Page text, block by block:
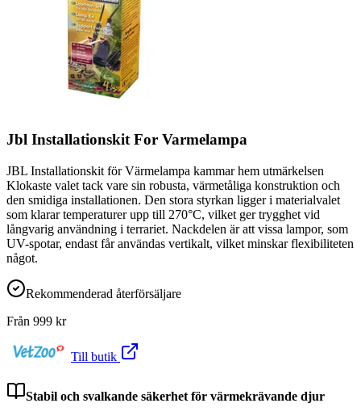
Jbl Installationskit For Varmelampa
JBL Installationskit för Värmelampa kammar hem utmärkelsen
Klokaste valet tack vare sin robusta, värmetåliga konstruktion och
den smidiga installationen. Den stora styrkan ligger i materialvalet
som klarar temperaturer upp till 270°C, vilket ger trygghet vid
långvarig användning i terrariet. Nackdelen är att vissa lampor, som
UV-spotar, endast får användas vertikalt, vilket minskar flexibiliteten
något.
Rekommenderad återförsäljare
Från 999 kr
Till butik
Stabil och svalkande säkerhet för värmekrävande djur